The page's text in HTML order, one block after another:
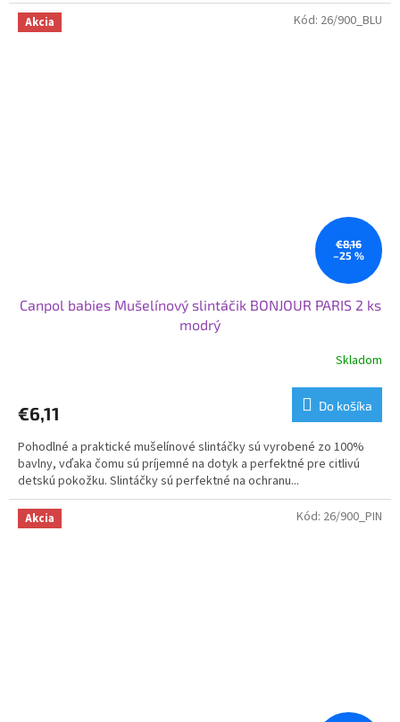
Akcia
€8,16
–25 %
Canpol babies Mušelínový slintáčik BONJOUR PARIS 2 ks
modrý
Skladom
€6,11 Do košíka
Pohodlné a praktické mušelínové slintáčky sú vyrobené zo 100%
bavlny, vďaka čomu sú príjemné na dotyk a perfektné pre citlivú
detskú pokožku. Slintáčky sú perfektné na ochranu...
Kód: 26/900_BLU
Akcia Kód: 26/900_PIN